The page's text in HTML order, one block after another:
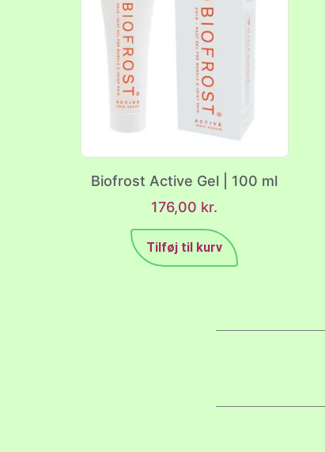
Biofrost Active Gel | 100 ml
176,00 kr.
Tilføj til kurv